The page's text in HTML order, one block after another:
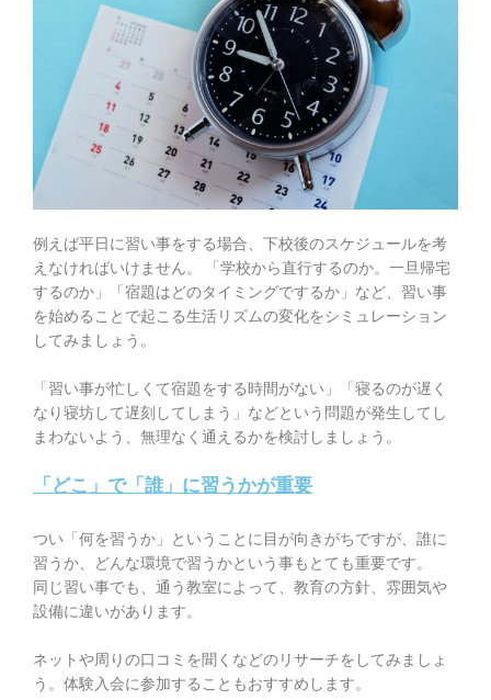
例えば平日に習い事をする場合、下校後のスケジュールを考
えなければいけません。 「学校から直行するのか。一旦帰宅
するのか」「宿題はどのタイミングでするか」など、 習い事
を始めることで起こる生活リズムの変化をシミュレーション
してみましょう。
「習い事が忙しくて宿題をする時間がない」「寝るのが遅く
なり寝坊して遅刻してしまう」などという問題が発生してし
まわないよう、無理なく通えるかを検討しましょう。
「どこ」で「誰」に習うかが重要
つい「何を習うか」ということに目が向きがちですが、誰に
習うか、どんな環境で習うかという事もとても重要です。
同じ習い事でも、通う教室によって、教育の方針、雰囲気や
設備に違いがあります。
ネットや周りの口コミを聞くなどのリサーチをしてみましょ
う。体験入会に参加することもおすすめします。